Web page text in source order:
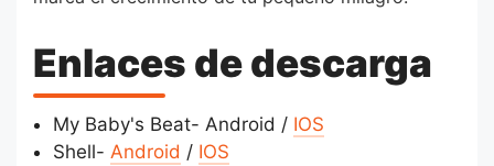
Enlaces de descarga
My Baby's Beat- Android / IOS
Shell- Android / IOS